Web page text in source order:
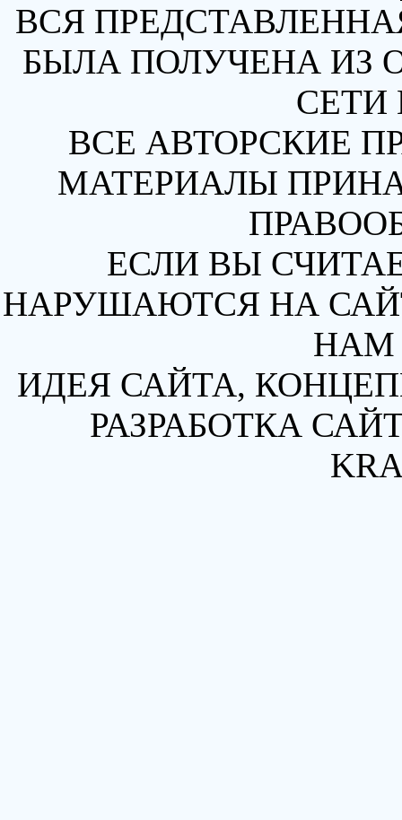
ВСЯ
БЫЛА ПОЛУЧЕНА ИЗ
СЕТИ
ВСЕ АВТОРСКИЕ
МАТЕРИАЛЫ
ЕСЛИ ВЫ
НАРУШАЮТСЯ НА
НАМ
ИДЕЯ САЙТА,
РАЗРАБОТКА